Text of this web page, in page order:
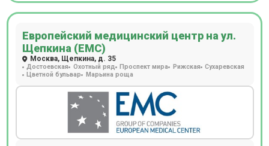
Европейский медицинский центр на ул.
Щепкина (ЕМС)
Москва, Щепкина, д. 35
Достоевская Охотный ряд Проспект мира Рижская
Сухаревская
Цветной бульвар
Марьина роща